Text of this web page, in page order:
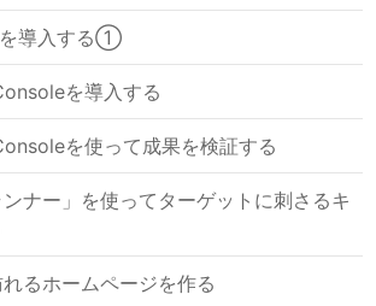
導入する①
を導入する
を使って成果を検証する
ンナー」を使ってターゲットに刺さるキ
るホームページを作る